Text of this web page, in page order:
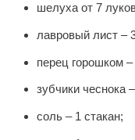
шелуха от 7
лавровый лист –
перец горошком –
зубчики чеснока
соль – 1 стакан;